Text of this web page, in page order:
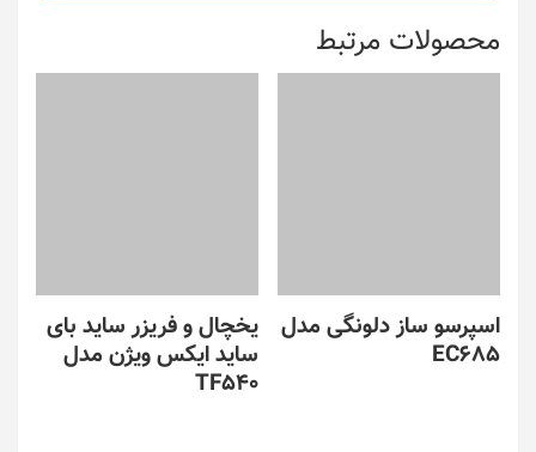
محصولات مرتبط
اسپرسو ساز دلونگی مدل
EC685
یخچال و فریزر ساید بای
ساید ایکس ویژن مدل
TF540